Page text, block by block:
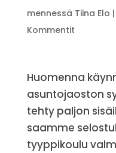
mennessä Tiina Elo |
Kommentit
Huomenna
asuntojaoston
tehty paljon
saamme
tyyppikoulu